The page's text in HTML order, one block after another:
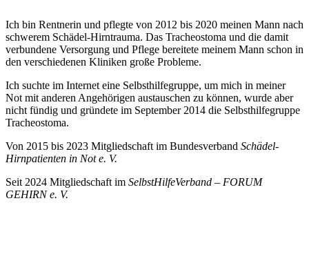
Ich bin Rentnerin und pflegte von 2012 bis 2020 meinen Mann nach
schwerem Schädel-Hirntrauma. Das Tracheostoma und die damit
verbundene Versorgung und Pflege bereitete meinem Mann schon in
den verschiedenen Kliniken große Probleme.
Ich suchte im Internet eine Selbsthilfegruppe, um mich in meiner
Not mit anderen Angehörigen austauschen zu können, wurde aber
nicht fündig und gründete im September 2014 die Selbsthilfegruppe
Tracheostoma.
Von 2015 bis 2023 Mitgliedschaft im Bundesverband Schädel-
Hirnpatienten in Not e. V.
Seit 2024 Mitgliedschaft im SelbstHilfeVerband – FORUM
GEHIRN e. V.